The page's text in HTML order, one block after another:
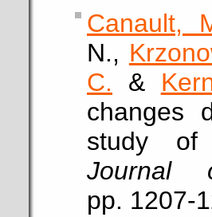
Canault,
N.,
C. &
changes
study of
Journal
pp. 1207-